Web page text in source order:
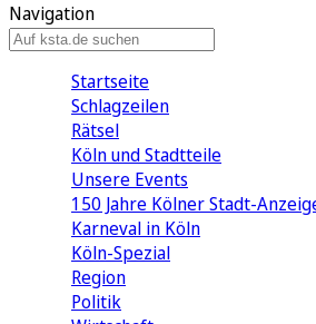
Navigation
Startseite
Schlagzeilen
Rätsel
Köln und Stadtteile
Unsere Events
150 Jahre Kölner Stadt-
Karneval in Köln
Köln-Spezial
Region
Politik